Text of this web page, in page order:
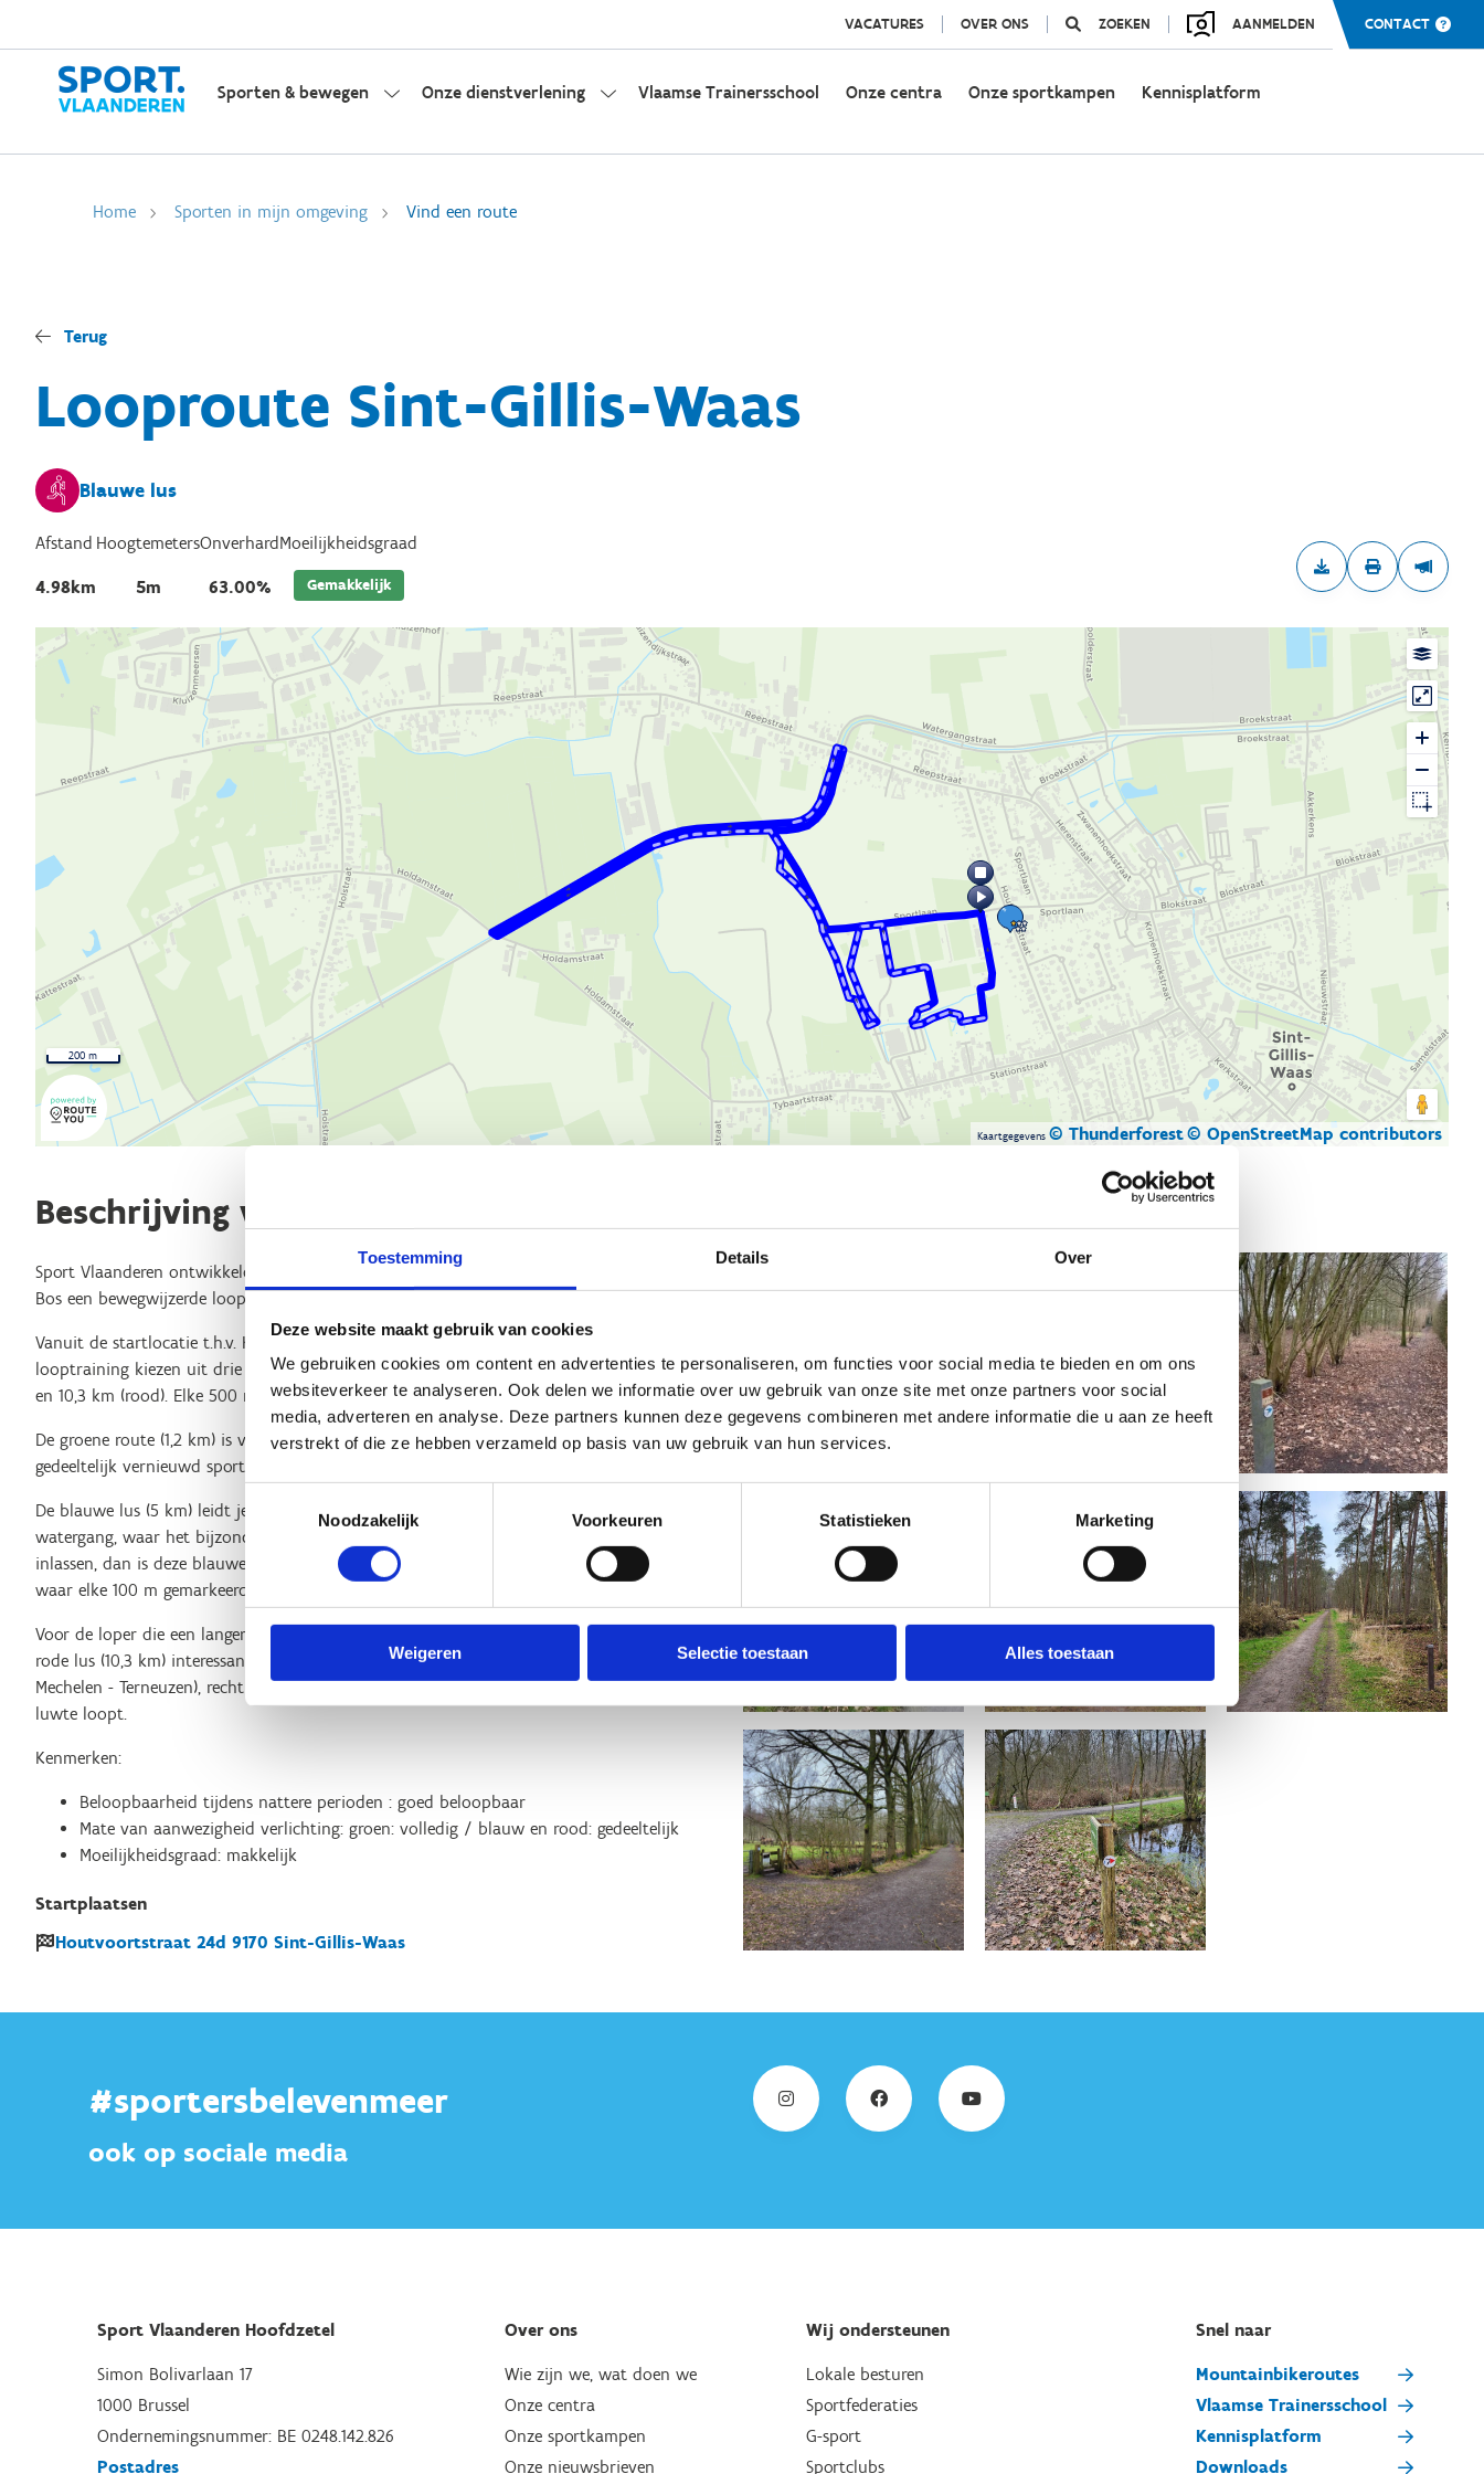
Toestemming Details Over
Deze website maakt gebruik van cookies
We gebruiken cookies om content en advertenties te personaliseren, om functies voor social media te bieden en om ons
websiteverkeer te analyseren. Ook delen we informatie over uw gebruik van onze site met onze partners voor social
media, adverteren en analyse. Deze partners kunnen deze gegevens combineren met andere informatie die u aan ze heeft
verstrekt of die ze hebben verzameld op basis van uw gebruik van hun services.
Noodzakelijk
Voorkeuren Statistieken Marketing
Weigeren Selectie toestaan Alles toestaan
VACATURES OVER ONS ZOEKEN AANMELDEN CONTACT
Sporten & bewegen Onze dienstverlening Vlaamse Trainersschool Onze centra Onze sportkampen Kennisplatform
Home Sporten in mijn omgeving Vind een route
Terug
Looproute Sint-Gillis-Waas
Blauwe lus
Afstand
4.98km
Hoogtemeters
5m
Onverhard
63.00%
Moeilijkheidsgraad
Gemakkelijk
Kaartgegevens © Thunderforest© OpenStreetMap contributors
200 m
Beschrijving van de route
Sport Vlaanderen ontwikkelde samen met de gemeente en het Agentschap voor Natuur en
Bos een bewegwijzerde looproute in Sint-Gillis-Waas.
Vanuit de startlocatie t.h.v. KFC Sporting Sint-Gillis-Waas (Houtvoortstraat 24L) kan je voor je
looptraining kiezen uit drie routes met verschillende afstanden: 1,2 km (groen), 5 km (blauw)
en 10,3 km (rood). Elke 500 m vind je een afstandsaanduiding.
De groene route (1,2 km) is volledig verlicht en leidt je doorheen de Houtvoortsite, een
gedeeltelijk vernieuwd sport- en spelcomplex in de gemeente.
De blauwe lus (5 km) leidt je doorheen de Houtvoortsite en vervolgens langsheen de
watergang, waar het bijzonder rustig en aangenaam lopen is. Wil je een intervaltraining
inlassen, dan is deze blauwe lus geschikt; op deze lus vind je immers een traject van 1 km
waar elke 100 m gemarkeerd staat.
Voor de loper die een langere afstand wil overbruggen en even de natuur wil induiken, is de
rode lus (10,3 km) interessant. Deze lus leidt je via het spoorwegpad (de oude spoorwegroute
Mechelen - Terneuzen), recht naar het Stropersbos, waar je ook op een warme zomerdag in
luwte loopt.
Kenmerken:
Beloopbaarheid tijdens nattere perioden : goed beloopbaar
Mate van aanwezigheid verlichting: groen: volledig / blauw en rood: gedeeltelijk
Moeilijkheidsgraad: makkelijk
Startplaatsen
Houtvoortstraat 24d 9170 Sint-Gillis-Waas
#sportersbelevenmeer
ook op sociale media
Sport Vlaanderen Hoofdzetel
Simon Bolivarlaan 17
1000 Brussel
Ondernemingsnummer: BE 0248.142.826
Postadres
Over ons
Wie zijn we, wat doen we
Onze centra
Onze sportkampen
Onze nieuwsbrieven
Wij ondersteunen
Lokale besturen
Sportfederaties
G-sport
Sportclubs
Snel naar
Mountainbikeroutes
Vlaamse Trainersschool
Kennisplatform
Downloads